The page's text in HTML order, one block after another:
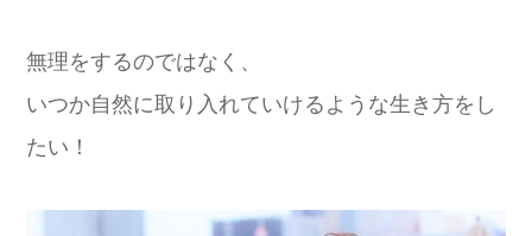
無理をするのではなく、
いつか自然に取り入れていけるような生き方をし
たい！